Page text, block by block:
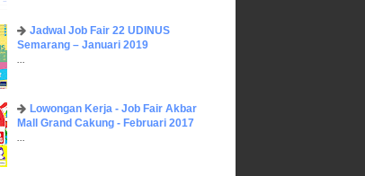
Jadwal Job Fair 22 UDINUS
Semarang – Januari 2019
...
Lowongan Kerja - Job Fair ​Akbar ​
Mall Grand Cakung - Februari 2017
...